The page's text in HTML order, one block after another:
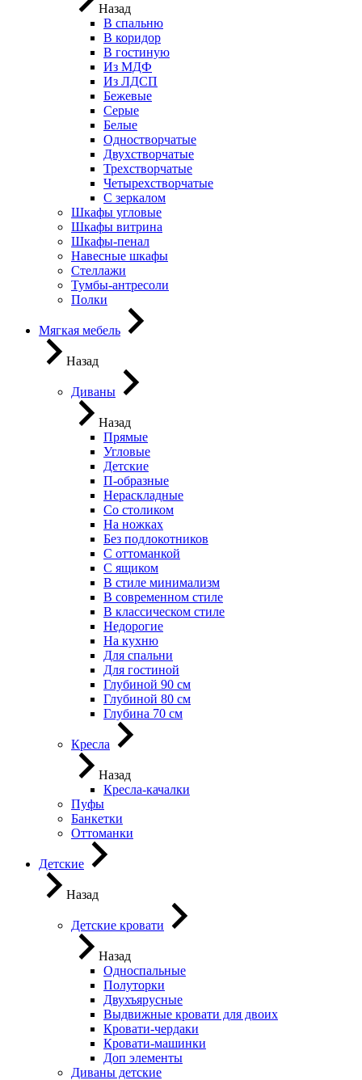
Назад
В спальню
В коридор
В гостиную
Из МДФ
Из ЛДСП
Бежевые
Серые
Белые
Одностворчатые
Двухстворчатые
Трехстворчатые
Четырехстворчатые
С зеркалом
Шкафы угловые
Шкафы витрина
Шкафы-пенал
Навесные шкафы
Стеллажи
Тумбы-антресоли
Полки
Мягкая мебель
Назад
Диваны
Назад
Прямые
Угловые
Детские
П-образные
Нераскладные
Со столиком
На ножках
Без подлокотников
С оттоманкой
С ящиком
В стиле минимализм
В современном стиле
В классическом стиле
Недорогие
На кухню
Для спальни
Для гостиной
Глубиной 90 см
Глубиной 80 см
Глубина 70 см
Кресла
Назад
Кресла-качалки
Пуфы
Банкетки
Оттоманки
Детские
Назад
Детские кровати
Назад
Односпальные
Полуторки
Двухъярусные
Выдвижные кровати для двоих
Кровати-чердаки
Кровати-машинки
Доп элементы
Диваны детские